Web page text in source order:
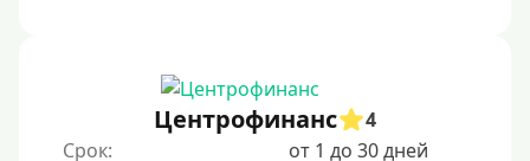
Центрофинанс
4
Срок:
от 1 до 30 дней